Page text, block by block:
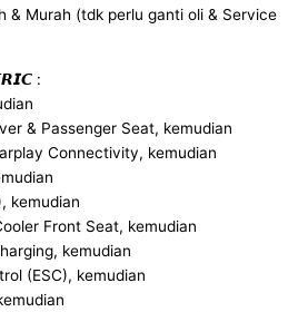
& Murah (tdk perlu ganti oli & Service
:
& Passenger Seat, kemudian
Connectivity, kemudian
kemudian
Front Seat, kemudian
kemudian
(ESC), kemudian